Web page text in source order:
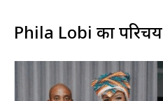
Phila Lobi का परिचय